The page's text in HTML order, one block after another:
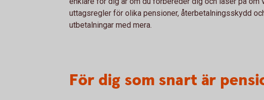
uttagsregler för olika pensioner, återbetalningsskydd
utbetalningar med mera.
För dig som snart är